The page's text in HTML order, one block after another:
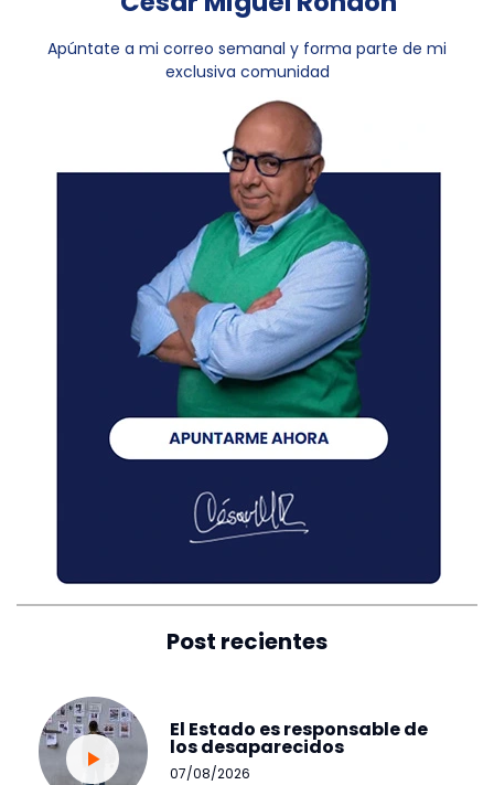
Apúntate a mi correo semanal y forma parte de mi
exclusiva comunidad
Post recientes
El Estado es responsable de
los desaparecidos
07/08/2026